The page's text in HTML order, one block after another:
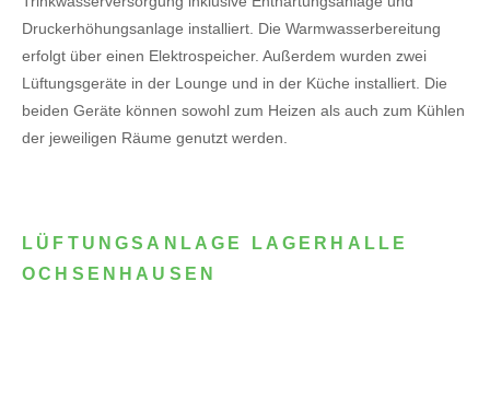
Druckerhöhungsanlage installiert. Die Warmwasserbereitung
erfolgt über einen Elektrospeicher. Außerdem wurden zwei
Lüftungsgeräte in der Lounge und in der Küche installiert. Die
beiden Geräte können sowohl zum Heizen als auch zum Kühlen
der jeweiligen Räume genutzt werden.
LÜFTUNGSANLAGE LAGERHALLE
OCHSENHAUSEN